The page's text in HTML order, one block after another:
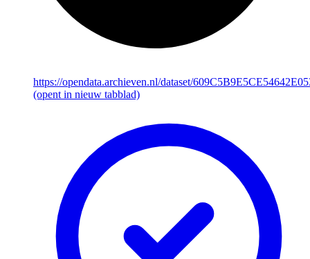
https://opendata.archieven.nl/dataset/
(opent in nieuw tabblad)